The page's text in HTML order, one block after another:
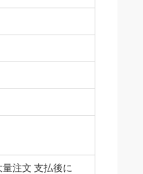
注文 支払後に